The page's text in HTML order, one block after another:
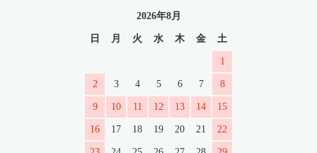
2026年8月
日 月 火 水 木 金 土
1
2 3 4 5 6 7 8
9 10 11 12 13 14 15
16 17 18 19 20 21 22